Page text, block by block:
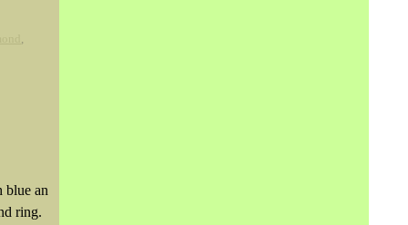
,
blue an
ring.